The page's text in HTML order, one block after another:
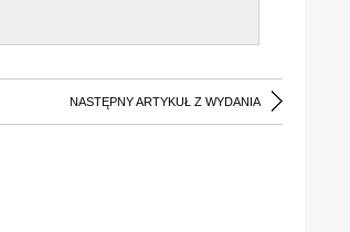
NASTĘPNY ARTYKUŁ Z WYDANIA